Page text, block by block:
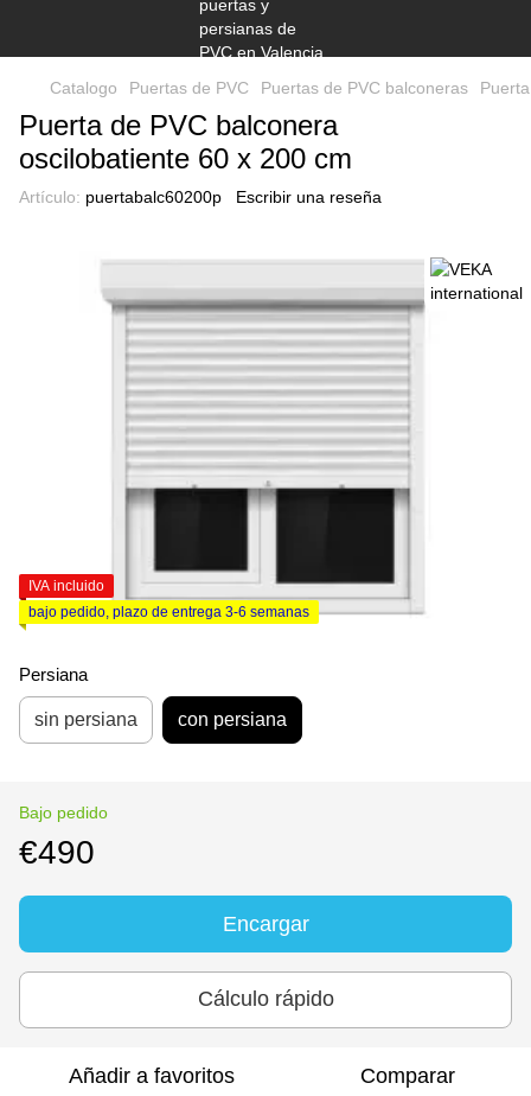
Catalogo Puertas de PVC Puertas de PVC balconeras
Puerta de PVC balconera
oscilobatiente 60 x 200 cm
Artículo: puertabalc60200p Escribir una reseña
IVA incluido
bajo pedido, plazo de entrega 3-6 semanas
Persiana
sin persiana con persiana
Bajo pedido
€490
Encargar
Cálculo rápido
Añadir a favoritos Comparar